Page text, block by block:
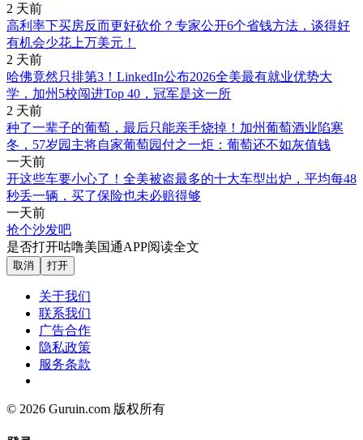
2 天前
高利率下买房反而更好砍价？专家公开6个省钱方法，谈得好
有机会少花上万美元！
2 天前
哈佛竟然只排第3！LinkedIn公布2026全美最有就业优势大
学，加州5校闯进Top 40，冠军是这一所
2 天前
种了一辈子的葡萄，最后只能亲手烧掉！加州葡萄酒业陷寒
冬，57岁园主将自家葡萄园付之一炬：葡萄还不如灰值钱
一天前
开这些车要小心了！全美被盗最多的十大车型出炉，平均每48
秒丢一辆，买了保险也未必赔得够
一天前
抢个沙发吧
是否打开咕噜美国通APP阅读全文
取消 打开
关于我们
联系我们
广告合作
隐私政策
服务条款
© 2026 Guruin.com 版权所有